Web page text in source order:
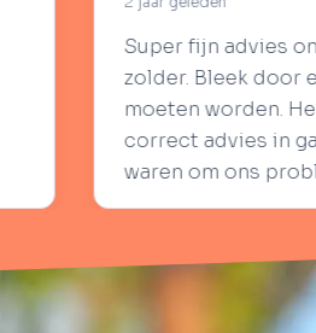
ontvangen bij een lekkage op
een loodgieter opgelost te
Heel blij dat DSP hier eerlijk en
gaf, dat zij niet de juiste partij
op ...